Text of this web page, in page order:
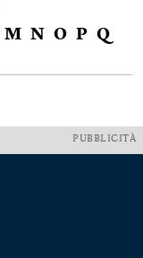
M N O P Q
PUBBLICITÀ